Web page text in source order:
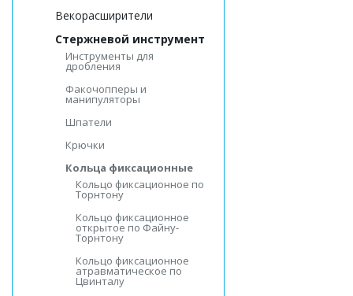
Векорасширители
Стержневой инструмент
Инструменты для
дробления
Факочопперы и
манипуляторы
Шпатели
Крючки
Кольца фиксационные
Кольцо фиксационное по
Торнтону
Кольцо фиксационное
открытое по Файну-
Торнтону
Кольцо фиксационное
атравматическое по
Цвинталу